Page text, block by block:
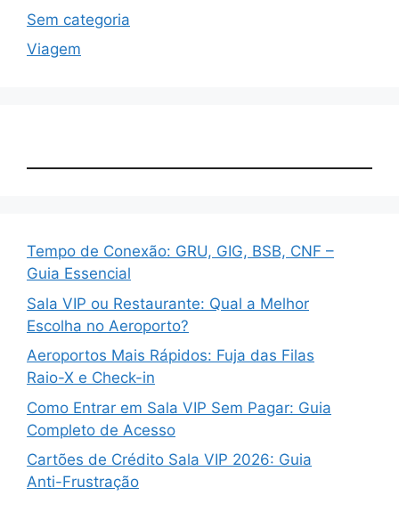
Sem categoria
Viagem
Tempo de Conexão: GRU, GIG, BSB, CNF –
Guia Essencial
Sala VIP ou Restaurante: Qual a Melhor
Escolha no Aeroporto?
Aeroportos Mais Rápidos: Fuja das Filas
Raio-X e Check-in
Como Entrar em Sala VIP Sem Pagar: Guia
Completo de Acesso
Cartões de Crédito Sala VIP 2026: Guia
Anti-Frustração